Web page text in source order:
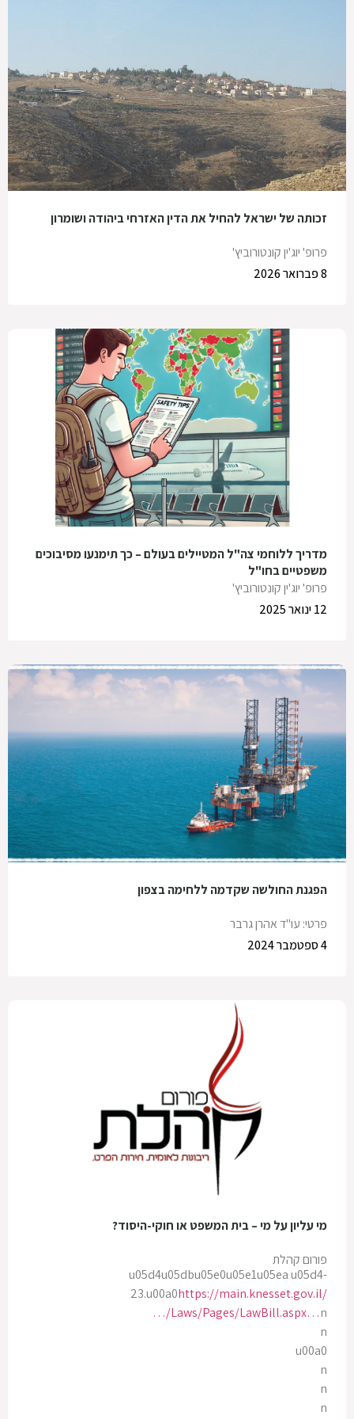
זכותה של ישראל להחיל את הדין האזרחי ביהודה ושומרון
פרופ' יוג'ין קונטורוביץ'
8 פברואר 2026
מדריך ללוחמי צה"ל המטיילים בעולם – כך תימנעו מסיבוכים
משפטיים בחו"ל
פרופ' יוג'ין קונטורוביץ'
12 ינואר 2025
הפגנת החולשה שקדמה ללחימה בצפון
פרטי: עו"ד אהרן גרבר
4 ספטמבר 2024
מי עליון על מי – בית המשפט או חוקי-היסוד?
פורום קהלת
u05d4u05dbu05e0u05e1u05ea u05d4-
23.u00a0https://main.knesset.gov.il/
…/Laws/Pages/LawBill.aspx…n
n
u00a0
n
n
n